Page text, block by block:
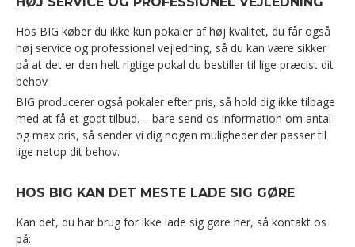
Hos BIG køber du ikke kun pokaler af høj kvalitet, du får også
høj service og professionel vejledning, så du kan være sikker
på at det er den helt rigtige pokal du bestiller til lige præcist dit
behov
BIG producerer også pokaler efter pris, så hold dig ikke tilbage
med at få et godt tilbud. – bare send os information om antal
og max pris, så sender vi dig nogen muligheder der passer til
lige netop dit behov.
HOS BIG KAN DET MESTE LADE SIG GØRE
Kan det, du har brug for ikke lade sig gøre her, så kontakt os
på: